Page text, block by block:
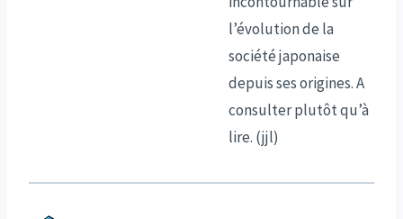
l’évolution de la
société japonaise
depuis ses origines. A
consulter plutôt qu’à
lire. (jjl)